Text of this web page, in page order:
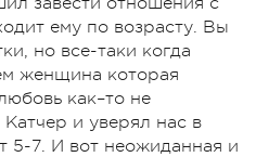
ему по возрасту. Вы
но все-таки когда
женщина которая
как–то не
и уверял нас в
5-7. И вот неожиданная и